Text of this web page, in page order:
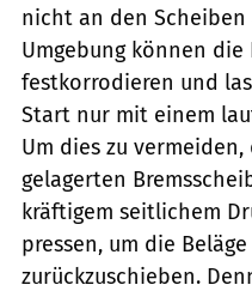
nicht an den
Umgebung können die
festkorrodieren und
Start nur mit einem
Um dies zu
gelagerten
kräftigem seitlichem
pressen, um die
zurückzuschieben.